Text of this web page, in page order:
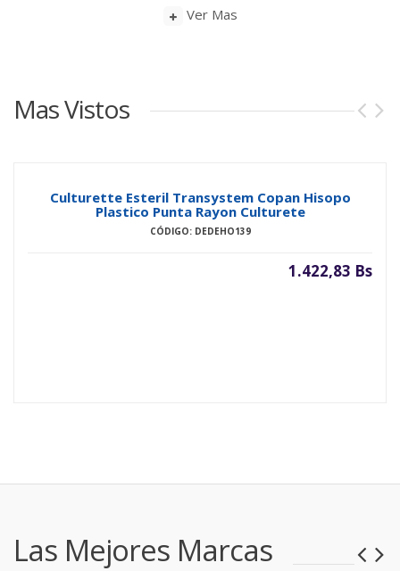
Ver Mas
Mas Vistos
Culturette Esteril Transystem Copan Hisopo
Plastico Punta Rayon Culturete
CÓDIGO: DEDEHO139
1.422,83 Bs
Las Mejores Marcas